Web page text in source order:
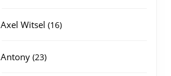
Axel Witsel 1616
Antony 2323